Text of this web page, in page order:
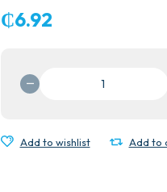
₵6.92
EPILIM
CR
VALPORATE)
Add to wishlist Add to